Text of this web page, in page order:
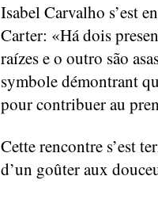
Isabel Carvalho s’est
Carter: «Há dois
raízes e o outro são
symbole démontrant
pour contribuer au
Cette rencontre s’est
d’un goûter aux